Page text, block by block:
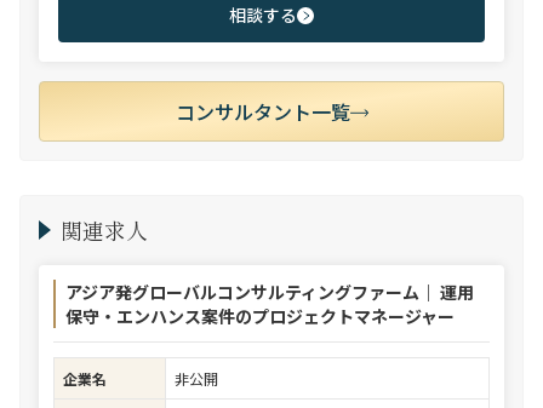
相談する
コンサルタント一覧
関連求人
アジア発グローバルコンサルティングファーム｜ 運用
保守・エンハンス案件のプロジェクトマネージャー
企業名
非公開